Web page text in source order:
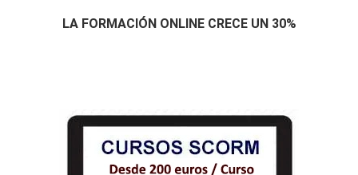
LA FORMACIÓN ONLINE CRECE UN 30%